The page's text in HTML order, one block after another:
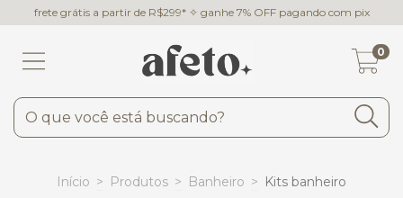
frete grátis a partir de R$299* ✧ ganhe 7% OFF pagando com pix
0
Início > Produtos > Banheiro > Kits banheiro